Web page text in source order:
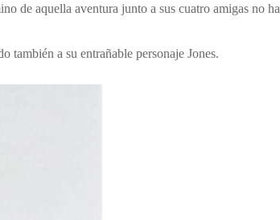
de aquella aventura junto a sus cuatro amigas no ha
también a su entrañable personaje Jones.